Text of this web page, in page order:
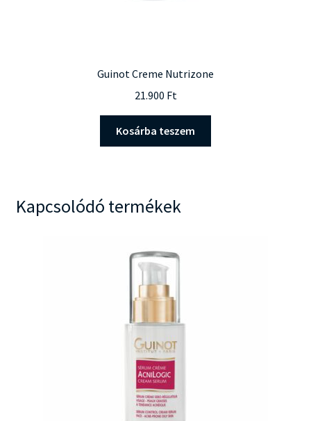
Guinot Creme Nutrizone
21.900 Ft
Kosárba teszem
Kapcsolódó termékek